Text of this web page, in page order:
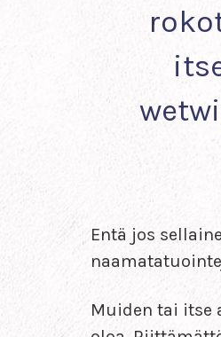
Entä jos
Muiden tai itse